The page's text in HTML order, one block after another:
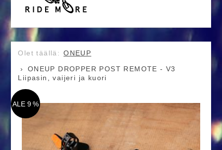
ONEUP
ONEUP DROPPER POST REMOTE - V3
Liipasin, vaijeri ja kuori
ALE 9 %